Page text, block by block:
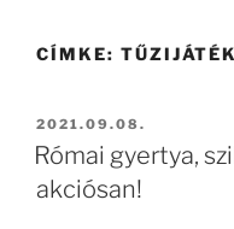
CÍMKE:
BEKÜLDVE:
2021.09.08.
Római gyertya,
akciósan!